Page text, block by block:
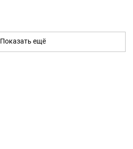
Показать ещё